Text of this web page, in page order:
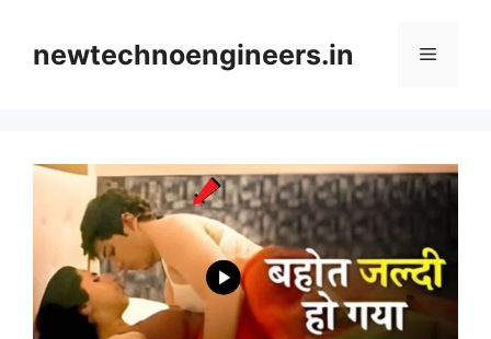
contentnewtechnoengineers.in Menu